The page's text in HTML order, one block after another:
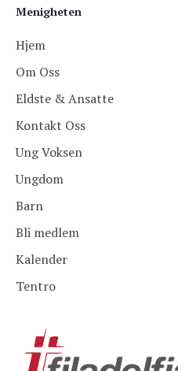
Menigheten
Hjem
Om Oss
Eldste & Ansatte
Kontakt Oss
Ung Voksen
Ungdom
Barn
Bli medlem
Kalender
Tentro